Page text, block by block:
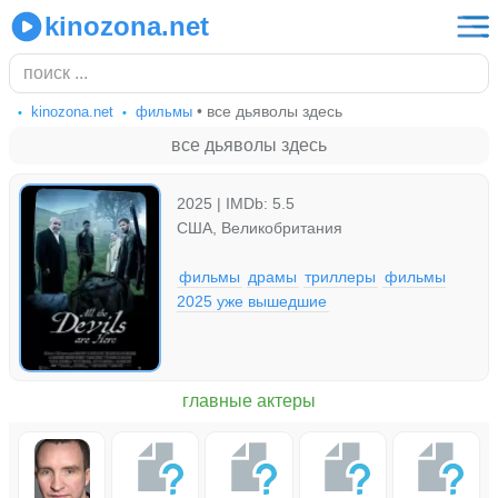
kinozona.net
kinozona.net фильмы • все дьяволы здесь
все дьяволы здесь
2025 | IMDb: 5.5
США, Великобритания
фильмы драмы триллеры фильмы
2025 уже вышедшие
главные актеры